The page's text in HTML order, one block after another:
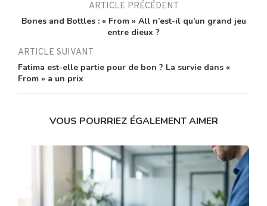
ARTICLE PRÉCÉDENT
Bones and Bottles : « From » All n’est-il qu’un grand jeu
entre dieux ?
ARTICLE SUIVANT
Fatima est-elle partie pour de bon ? La survie dans «
From » a un prix
VOUS POURRIEZ ÉGALEMENT AIMER